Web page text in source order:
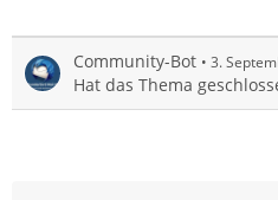
Community-Bot 3.
Hat das Thema